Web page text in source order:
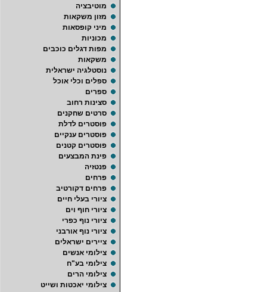
מוטיבציה
מזון משקאות
מיני קופסאות
מכוניות
מפות דגלים כוכבים
משקאות
נוסטלגיה ישראלית
ספלים וכלי אוכל
ספרים
סצינות רחוב
סרטים שחקנים
פוסטרים לדלת
פוסטרים ענקיים
פוסטרים קטנים
פינת המבצעים
פנטזיה
פרחים
פרחים דקורטיב
ציורי בעלי חיים
ציורי חוף וים
ציורי נוף כפרי
ציורי נוף אורבני
ציירים ישראלים
צילומי אנשים
צילומי בע"ח
צילומי הרים
צילומי יאכטות ושייט